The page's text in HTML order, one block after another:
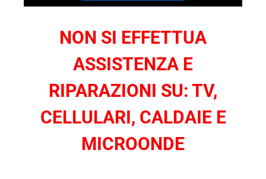
NON SI EFFETTUA
ASSISTENZA E
RIPARAZIONI SU: TV,
CELLULARI, CALDAIE E
MICROONDE